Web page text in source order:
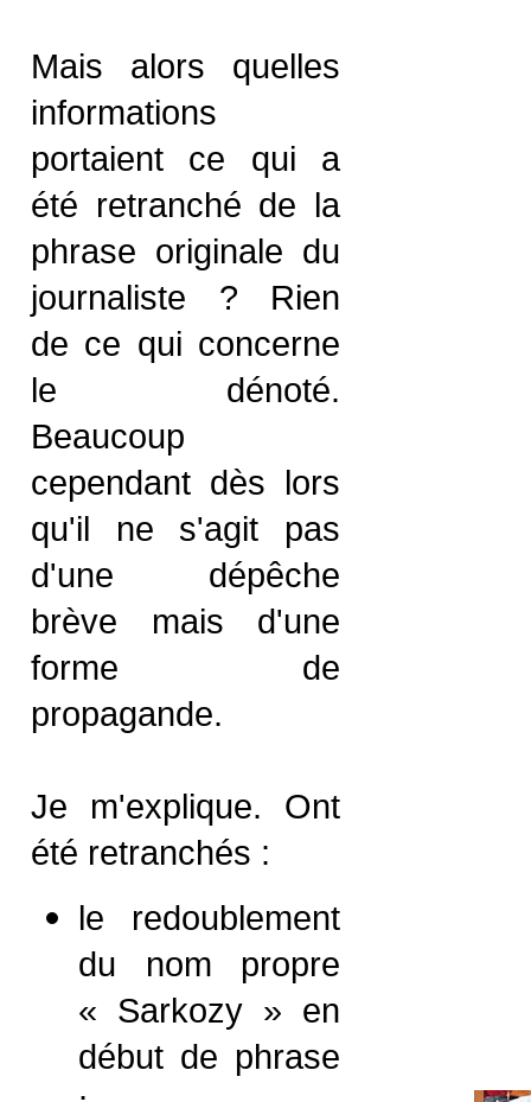
Mais alors quelles
informations
portaient ce qui a
été retranché de la
phrase originale du
journaliste ? Rien
de ce qui concerne
le dénoté.
Beaucoup
cependant dès lors
qu'il ne s'agit pas
d'une dépêche
brève mais d'une
forme de
propagande.
Je m'explique. Ont
été retranchés :
le redoublement
du nom propre
« Sarkozy » en
début de phrase